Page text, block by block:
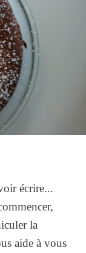
écrire...
la
aide à vous